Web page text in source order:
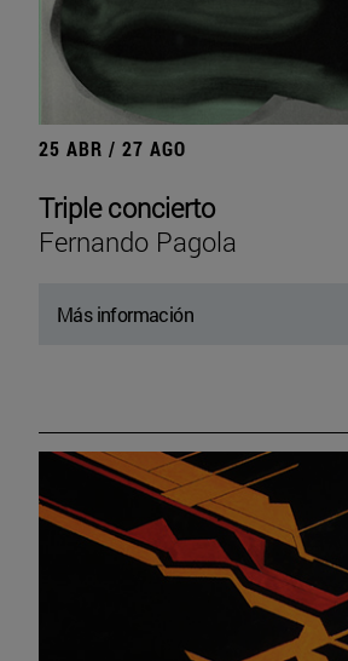
25 ABR / 27 AGO
Triple concierto
Fernando Pagola
Más información